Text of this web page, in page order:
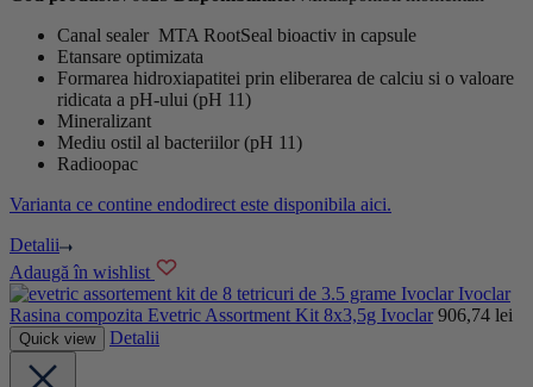
Canal sealer MTA RootSeal bioactiv in capsule
Etansare optimizata
Formarea hidroxiapatitei prin eliberarea de calciu si o valoare
ridicata a pH-ului (pH 11)
Mineralizant
Mediu ostil al bacteriilor (pH 11)
Radioopac
Varianta ce contine endodirect este disponibila aici.
Detalii
Adaugă în wishlist
Ivoclar
Rasina compozita Evetric Assortment Kit 8x3,5g Ivoclar 906,74 lei
Quick view Detalii